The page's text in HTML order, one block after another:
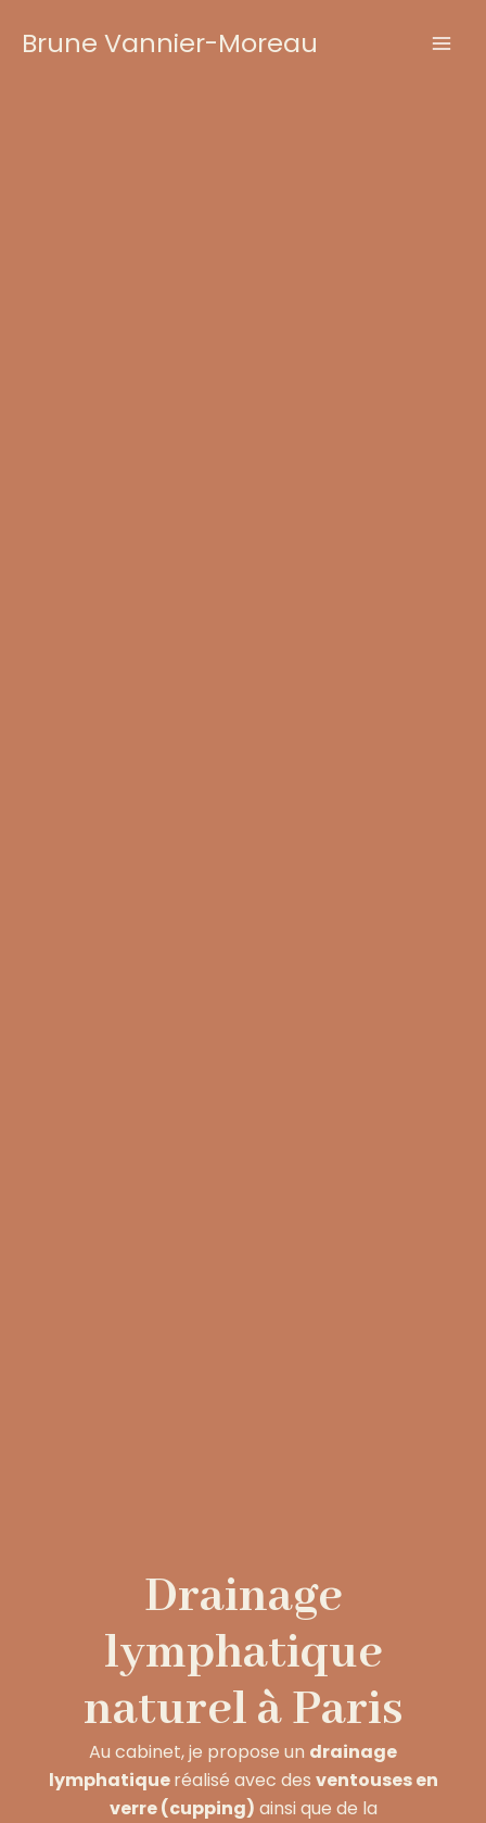
Brune Vannier-Moreau
Drainage
lymphatique
naturel à Paris
Au cabinet, je propose un drainage
lymphatiqueréalisé avec des ventouses en
verre (cupping) ainsi que de la